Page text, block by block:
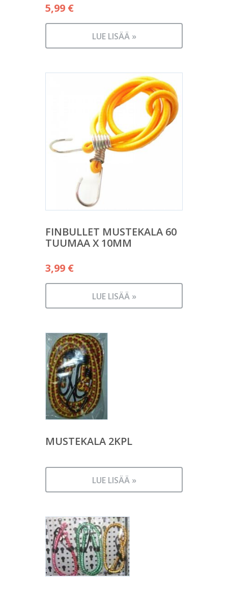
5,99 €
LUE LISÄÄ »
FINBULLET MUSTEKALA 60
TUUMAA X 10MM
3,99 €
LUE LISÄÄ »
MUSTEKALA 2KPL
LUE LISÄÄ »